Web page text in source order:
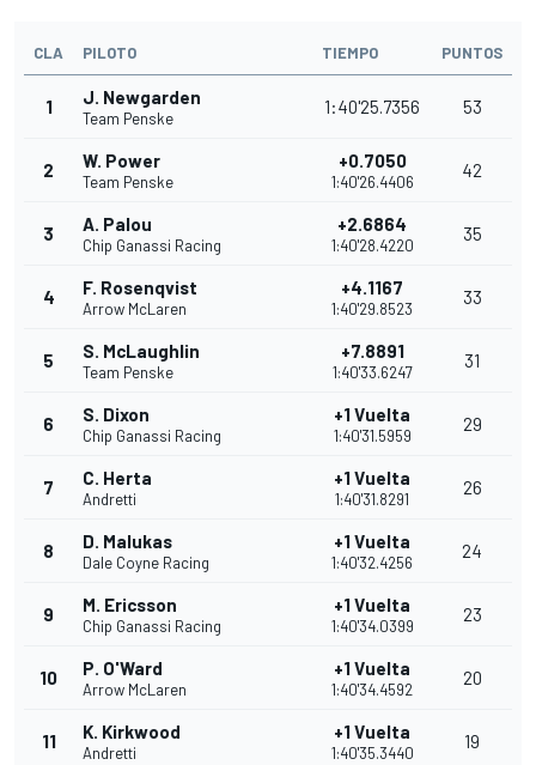
CLA PILOTO TIEMPO PUNTOS
1 J. Newgarden
Team Penske
1:40'25.7356 53
2 W. Power
Team Penske
+0.7050
1:40'26.4406
42
3 A. Palou
Chip Ganassi Racing
+2.6864
1:40'28.4220
35
4 F. Rosenqvist
Arrow McLaren
+4.1167
1:40'29.8523
33
5 S. McLaughlin
Team Penske
+7.8891
1:40'33.6247
31
6 S. Dixon
Chip Ganassi Racing
+1 Vuelta
1:40'31.5959
29
7 C. Herta
Andretti
+1 Vuelta
1:40'31.8291
26
8 D. Malukas
Dale Coyne Racing
+1 Vuelta
1:40'32.4256
24
9 M. Ericsson
Chip Ganassi Racing
+1 Vuelta
1:40'34.0399
23
10 P. O'Ward
Arrow McLaren
+1 Vuelta
1:40'34.4592
20
11 K. Kirkwood
Andretti
+1 Vuelta
1:40'35.3440
19